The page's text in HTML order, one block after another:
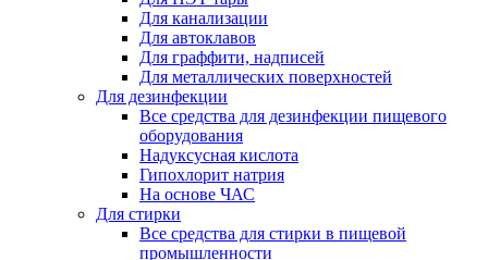
Для канализации
Для автоклавов
Для граффити, надписей
Для металлических поверхностей
Для дезинфекции
Все средства для дезинфекции пищевого
оборудования
Надуксусная кислота
Гипохлорит натрия
На основе ЧАС
Для стирки
Все средства для стирки в пищевой
промышленности